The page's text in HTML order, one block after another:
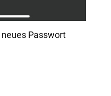
Passwort